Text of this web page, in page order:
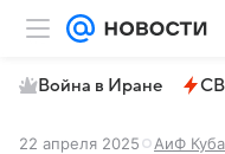
Война в Иране
22 апреля 2025 АиФ